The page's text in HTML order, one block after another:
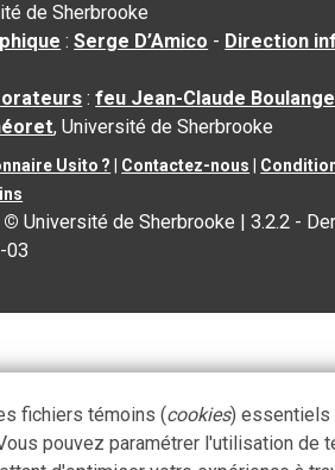
de Sherbrooke
:Serge D’Amico - Direction
:feu Jean-Claude
, Université de Sherbrooke
Usito ? Contactez-nous
© Université de Sherbrooke |3.2.2 -
03
fichiers témoins (cookies) essentiels
pouvez paramétrer l'utilisation de